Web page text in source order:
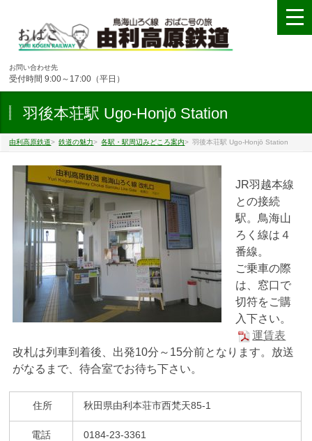
お問い合わせ先
受付時間 9:00～17:00（平日）
羽後本荘駅 Ugo-Honjō Station
由利高原鉄道> 鉄道の魅力> 各駅・駅周辺みどころ案内> 羽後本荘駅 Ugo-Honjō Station
JR羽越本線
との接続
駅。鳥海山
ろく線は４
番線。
ご乗車の際
は、窓口で
切符をご購
入下さい。
運賃表
改札は列車到着後、出発10分～15分前となります。放送
がなるまで、待合室でお待ち下さい。
住所 秋田県由利本荘市西梵天85-1
電話 0184-23-3361